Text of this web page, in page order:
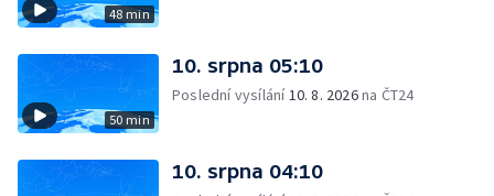
48 min
50 min
10. srpna 05:10
Poslední vysílání10. 8. 2026na ČT24
10. srpna 04:10